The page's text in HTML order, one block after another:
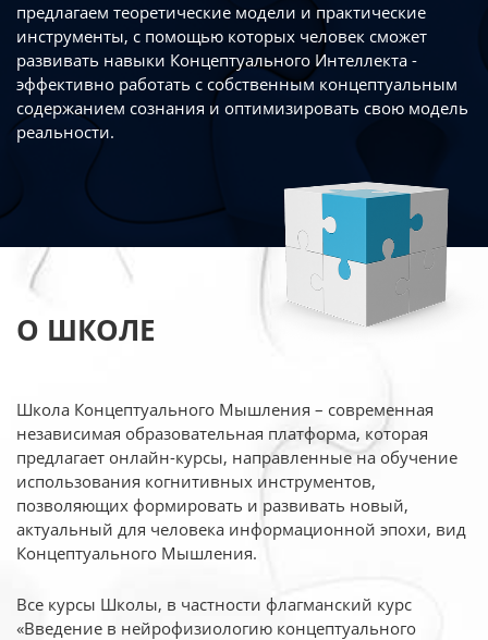
предлагаем теоретические модели и практические
инструменты, с помощью которых человек сможет
развивать навыки Концептуального Интеллекта -
эффективно работать с собственным концептуальным
содержанием сознания и оптимизировать свою модель
реальности.
О ШКОЛЕ
Школа Концептуального Мышления – современная
независимая образовательная платформа, которая
предлагает онлайн-курсы, направленные на обучение
использования когнитивных инструментов,
позволяющих формировать и развивать новый,
актуальный для человека информационной эпохи, вид
Концептуального Мышления.
Все курсы Школы, в частности флагманский курс
«Введение в нейрофизиологию концептуального